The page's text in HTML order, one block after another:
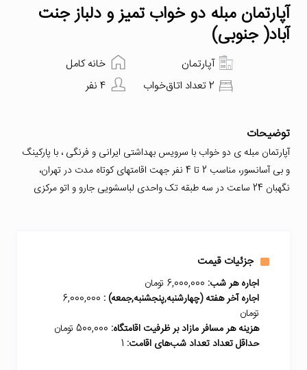
آپارتمان مبله دو خواب تمیز و دلباز جنت
آباد( جنوبی)
خانه کامل
آپارتمان
4 نفر
2 تعداد اتاق‌خواب
توضیحات
آپارتمان مبله ی دو خواب با سرویس بهداشتی ایرانی و فرنگی ، با پارکینگ
و بی آسانسور، مناسب 2 تا 4 نفر جهت اقامتهای کوتاه مدت در تهران،
نگهبان 24 ساعت در سه طبقه تک واحدی لباسشویی جارو و اتو مرکزی
جزئیات قیمت
اجاره هر شب:
اجاره آخر هفته (چهارشنبه,پنجشنبه,جمعه) : 6,000,000
تومان
هزینه هر مسافر مازاد بر ظرفیت اقامتگاه:
حداقل تعداد تعداد شب‌های اقامت: